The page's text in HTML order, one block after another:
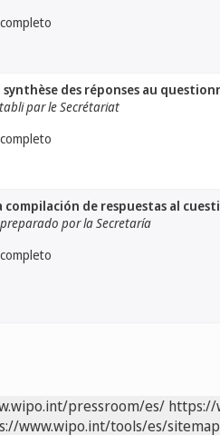
des réponses au
par le Secrétariat
compilación de respuestas al
por la Secretaría
pressroom/es/ https://
www.wipo.int/tools/es/